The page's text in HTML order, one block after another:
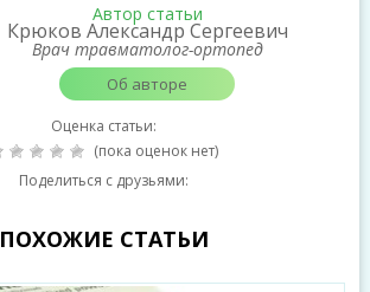
Автор статьи
Крюков Александр Сергеевич
Врач травматолог-ортопед
Об авторе
Оценка статьи:
(пока оценок нет)
Поделиться с друзьями:
ПОХОЖИЕ СТАТЬИ